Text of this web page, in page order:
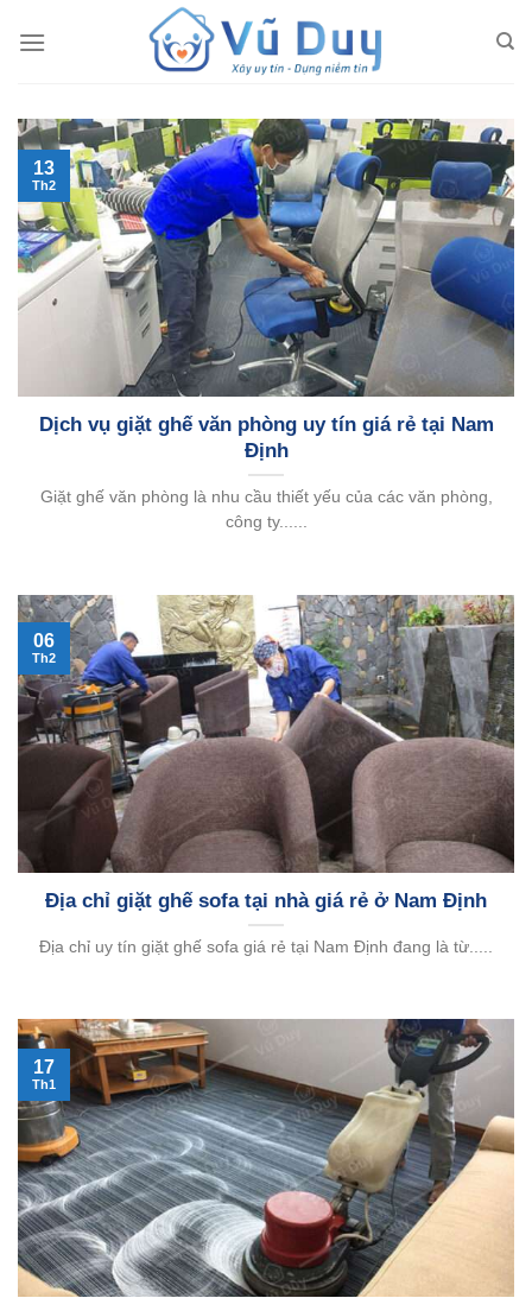
Dịch vụ giặt ghế văn phòng uy tín giá rẻ tại Nam
Định
Giặt ghế văn phòng là nhu cầu thiết yếu của các văn phòng,
công ty......
13
Th2
Địa chỉ giặt ghế sofa tại nhà giá rẻ ở Nam Định
Địa chỉ uy tín giặt ghế sofa giá rẻ tại Nam Định đang là từ.....
06
Th2
17
Th1